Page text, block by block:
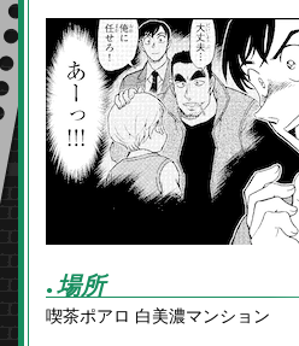
● 場所
喫茶ポアロ 白美濃マンション